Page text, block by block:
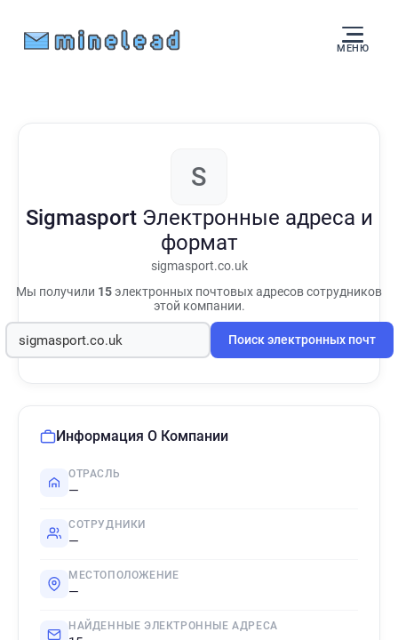
МЕНЮ
S
Sigmasport Электронные адреса и
формат
sigmasport.co.uk
Мы получили 15электронных почтовых адресов сотрудников
этой компании.
Поиск электронных почт
Информация О Компании
ОТРАСЛЬ
—
СОТРУДНИКИ
—
МЕСТОПОЛОЖЕНИЕ
—
НАЙДЕННЫЕ ЭЛЕКТРОННЫЕ АДРЕСА